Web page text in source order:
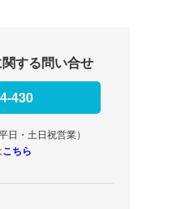
する問い合せ
430
日・土日祝営業）
こちら